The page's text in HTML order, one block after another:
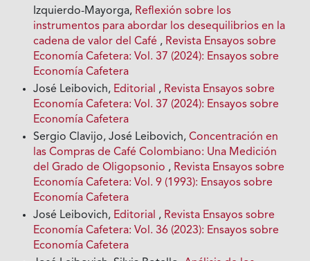
Izquierdo-Mayorga, Reflexión sobre los
instrumentos para abordar los desequilibrios en la
cadena de valor del Café , Revista Ensayos sobre
Economía Cafetera: Vol. 37 (2024): Ensayos sobre
Economía Cafetera
José Leibovich, Editorial , Revista Ensayos sobre
Economía Cafetera: Vol. 37 (2024): Ensayos sobre
Economía Cafetera
Sergio Clavijo, José Leibovich,Concentración en
las Compras de Café Colombiano: Una Medición
del Grado de Oligopsonio , Revista Ensayos sobre
Economía Cafetera: Vol. 9 (1993): Ensayos sobre
Economía Cafetera
José Leibovich, Editorial , Revista Ensayos sobre
Economía Cafetera: Vol. 36 (2023): Ensayos sobre
Economía Cafetera